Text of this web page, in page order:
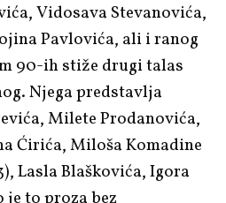
,Vidosava Stevanovića,
Pavlovića, ali i ranog
90-ih stiže drugi talas
Njega predstavlja
,Milete Prodanovića,
Ćirića,Miloša Komadine
Lasla Blaškovića,Igora
je to proza bez